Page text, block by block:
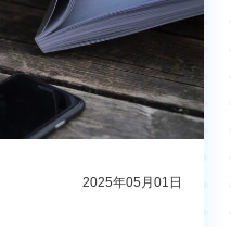
2025年05月01日